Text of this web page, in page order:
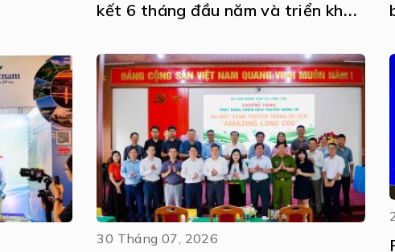
kết 6 tháng đầu năm và triển khai
thực hiện Nghị quyết số 57-
NQ/TW
30 Tháng 07, 2026